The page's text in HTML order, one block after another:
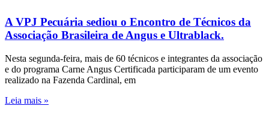
A VPJ Pecuária sediou o Encontro de Técnicos da
Associação Brasileira de Angus e Ultrablack.
Nesta segunda-feira, mais de 60 técnicos e integrantes da associação
e do programa Carne Angus Certificada participaram de um evento
realizado na Fazenda Cardinal, em
Leia mais »